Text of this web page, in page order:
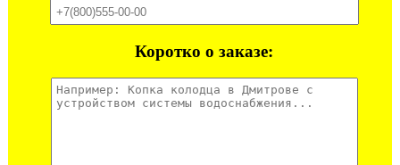
Коротко о заказе: